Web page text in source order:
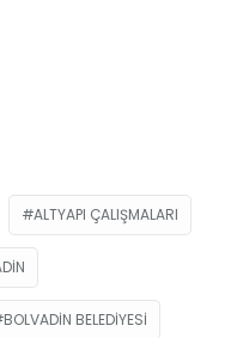
ALTYAPI ÇALIŞMALARI
BOLVADIN BELEDIYESI